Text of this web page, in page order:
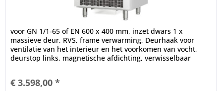
voor GN 1/1-65 of EN 600 x 400 mm, inzet dwars 1 x
massieve deur, RVS, frame verwarming, Deurhaak voor
ventilatie van het interieur en het voorkomen van vocht,
deurstop links, magnetische afdichting, verwisselbaar
€ 3.598,00 *